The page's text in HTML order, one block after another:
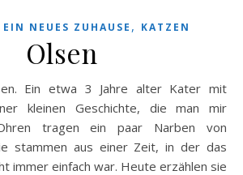
NEUES ZUHAUSE , KATZEN
Olsen
kleinen Geschichte, die man mir
tragen ein paar Narben von
stammen aus einer Zeit, in der das
immer einfach war. Heute erzählen sie